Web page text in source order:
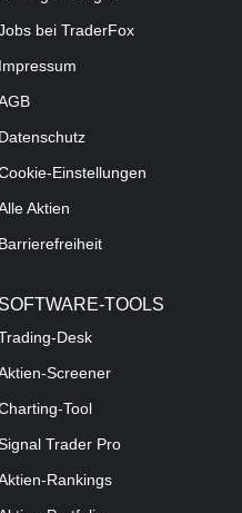
bei TraderFox
Impressum
Datenschutz
Einstellungen
Aktien
Barrierefreiheit
SOFTWARE-TOOLS
Desk
Screener
Tool
Trader Pro
Rankings